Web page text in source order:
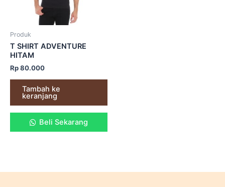
Produk
T SHIRT ADVENTURE
HITAM
Rp80.000
Tambah ke
keranjang
Beli Sekarang